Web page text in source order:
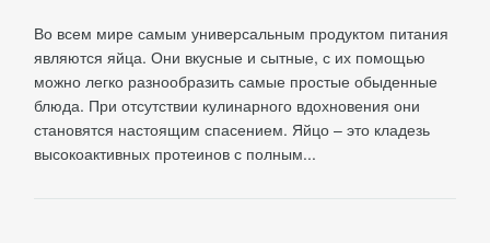
Во всем мире самым универсальным продуктом питания
являются яйца. Они вкусные и сытные, с их помощью
можно легко разнообразить самые простые обыденные
блюда. При отсутствии кулинарного вдохновения они
становятся настоящим спасением. Яйцо – это кладезь
высокоактивных протеинов с полным...